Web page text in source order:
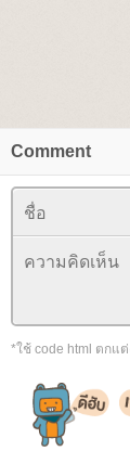
Comment
*ใช้ code html ตกแ